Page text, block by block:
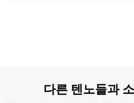
다른 텐노들과